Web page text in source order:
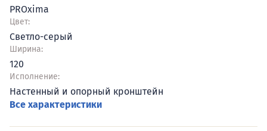
PROxima
Цвет:
Светло-серый
Ширина:
120
Исполнение:
Настенный и опорный кронштейн
Все характеристики